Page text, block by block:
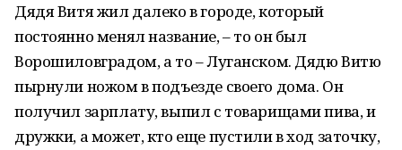
Дядя Витя жил далеко в городе, который
постоянно менял название, – то он был
Ворошиловградом, а то – Луганском. Дядю Витю
пырнули ножом в подъезде своего дома. Он
получил зарплату, выпил с товарищами пива, и
дружки, а может, кто еще пустили в ход заточку,